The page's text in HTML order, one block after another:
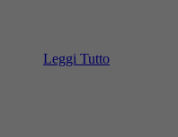
Leggi Tutto